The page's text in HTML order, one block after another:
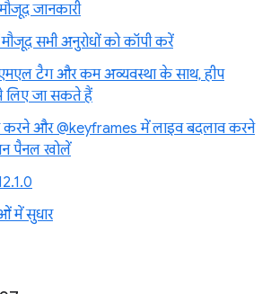
जानकारी
सभी अनुरोधों को कॉपी करें
टैग और कम अव्यवस्था के साथ, हीप
लिए जा सकते हैं
करने और @keyframes में लाइव बदलाव करने
पैनल खोलें
में सुधार